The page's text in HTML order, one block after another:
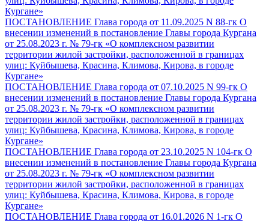
Кургане»
ПОСТАНОВЛЕНИЕ Глава города от 11.09.2025 N 88-гк О
внесении изменений в постановление Главы города Кургана
от 25.08.2023 г. № 79-гк «О комплексном развитии
территории жилой застройки, расположенной в границах
улиц: Куйбышева, Красина, Климова, Кирова, в городе
Кургане»
ПОСТАНОВЛЕНИЕ Глава города от 07.10.2025 N 99-гк О
внесении изменений в постановление Главы города Кургана
от 25.08.2023 г. № 79-гк «О комплексном развитии
территории жилой застройки, расположенной в границах
улиц: Куйбышева, Красина, Климова, Кирова, в городе
Кургане»
ПОСТАНОВЛЕНИЕ Глава города от 23.10.2025 N 104-гк О
внесении изменений в постановление Главы города Кургана
от 25.08.2023 г. № 79-гк «О комплексном развитии
территории жилой застройки, расположенной в границах
улиц: Куйбышева, Красина, Климова, Кирова, в городе
Кургане»
ПОСТАНОВЛЕНИЕ Глава города от 16.01.2026 N 1-гк О